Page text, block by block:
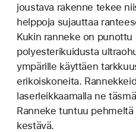
joustava rakenne tekee
helppoja sujauttaa
Kukin ranneke on
poly­esteri­kuidusta
ympärille käyttäen
erikoiskoneita.
laser­leikkaamalla ne
Ranneke tuntuu
kestävä.